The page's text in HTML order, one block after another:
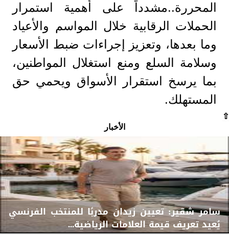
المحررة..مشدداً على أهمية استمرار
الحملات الرقابية خلال المواسم والأعياد
وما بعدها، وتعزيز إجراءات ضبط الأسعار
وسلامة السلع ومنع استغلال المواطنين،
بما يرسخ استقرار الأسواق ويحمي حق
المستهلك.
⇧
الأخبار
سامر شقير: تعيين زيدان مدربًا للمنتخب الفرنسي
يُعيد تعريف قيمة العلامات الرياضية...